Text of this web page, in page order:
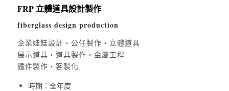
FRP 立體道具設計製作
fiberglass design production
企業娃娃設計・公仔製作・立體道具
展示道具・道具製作・金屬工程
鐵件製作・客製化
時期：全年度